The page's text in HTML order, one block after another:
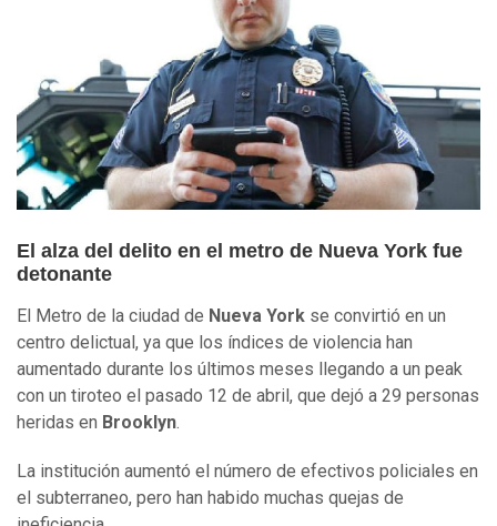
El alza del delito en el metro de Nueva York fue
detonante
El Metro de la ciudad de Nueva York se convirtió en un
centro delictual, ya que los índices de violencia han
aumentado durante los últimos meses llegando a un peak
con un tiroteo el pasado 12 de abril, que dejó a 29 personas
heridas en Brooklyn.
La institución aumentó el número de efectivos policiales en
el subterraneo, pero han habido muchas quejas de